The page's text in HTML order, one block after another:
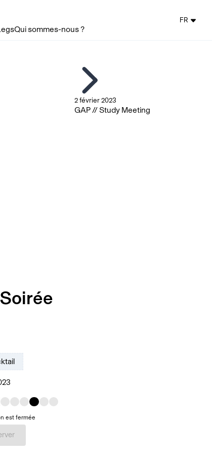
Qui sommes-nous ?
FR
est fermée
2 février 2023
GAP // Study Meeting